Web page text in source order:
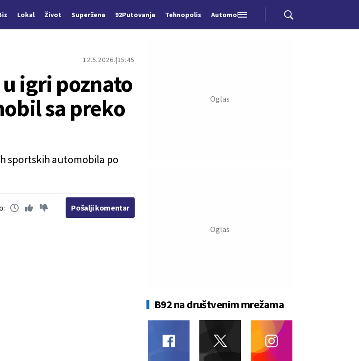
Lokal Život Superžena 92Putovanja Tehnopolis Automobili
12.5.2026. 15:45
igri poznato
sa preko
sportskih automobila po
Pošalji komentar
B92 na društvenim mrežama